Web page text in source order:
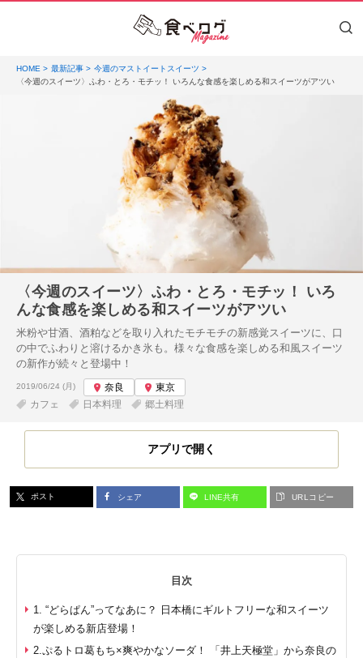
HOME 最新記事
今週のマストイートスイーツ
〈今週のスイーツ〉ふわ・とろ・モチッ！ いろんな食感を楽しめる和スイーツがアツい
〈今週のスイーツ〉ふわ・とろ・モチッ！ いろ
んな食感を楽しめる和スイーツがアツい
米粉や甘酒、酒粕などを取り入れたモチモチの新感覚スイーツに、口
の中でふわりと溶けるかき氷も。様々な食感を楽しめる和風スイーツ
の新作が続々と登場中！
投稿日:
2019/06/24 (月) 奈良
東京
カフェ
日本料理 郷土料理
アプリで開く
ポスト シェア LINE共有 URLコピー
目次
1. “どらぱん”ってなあに？ 日本橋にギルトフリーな和スイーツ
が楽しめる新店登場！
2.ぷるトロ葛もち×爽やかなソーダ！ 「井上天極堂」から奈良の